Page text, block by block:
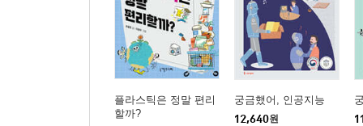
플라스틱은 정말 편리
할까?
궁금했어, 인공지능
12,640원